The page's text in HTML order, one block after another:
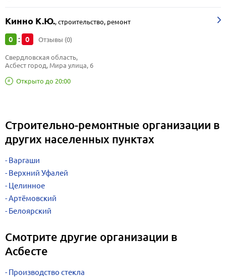
Кинно К.Ю.,строительство, ремонт
0 : 0 Отзывы (0)
Открыто до 20:00
Свердловская область,
Асбест город, Мира улица, 6
Строительно-ремонтные организации в
других населенных пунктах
Варгаши
Верхний Уфалей
Целинное
Артёмовский
Белоярский
Смотрите другие организации в
Асбесте
Производство стекла